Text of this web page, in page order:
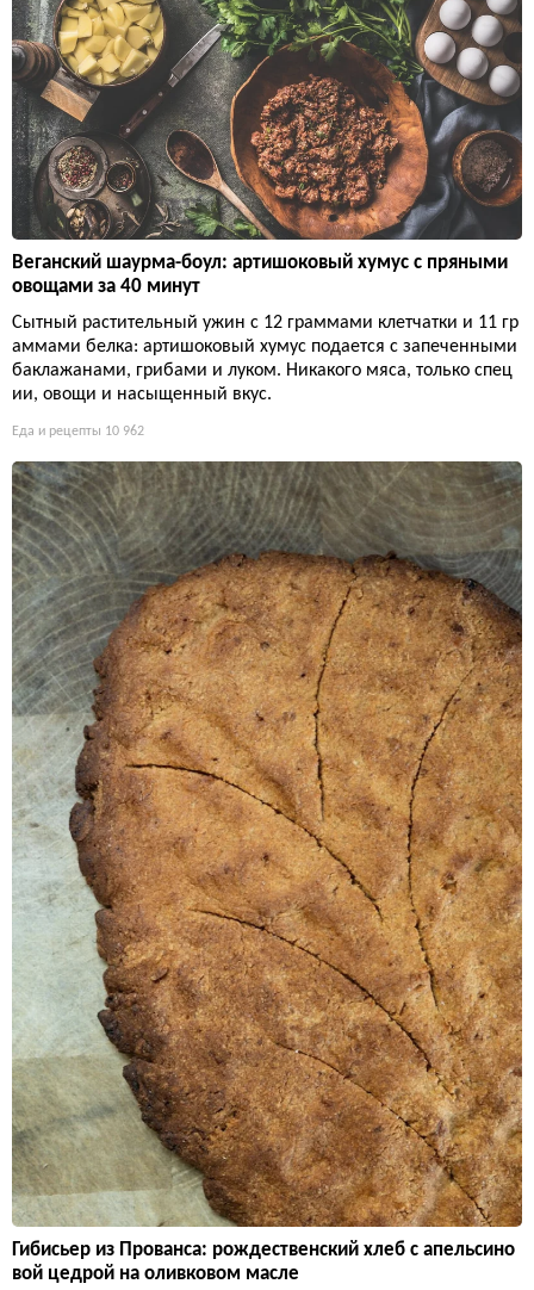
Веганский шаурма-боул: артишоковый хумус с пряными
овощами за 40 минут
Сытный растительный ужин с 12 граммами клетчатки и 11 гр
аммами белка: артишоковый хумус подается с запеченными
баклажанами, грибами и луком. Никакого мяса, только спец
ии, овощи и насыщенный вкус.
Еда и рецепты 10 962
Гибисьер из Прованса: рождественский хлеб с апельсино
вой цедрой на оливковом масле